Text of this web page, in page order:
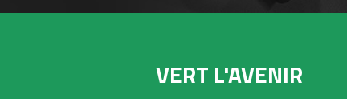
VERT L'AVENIR